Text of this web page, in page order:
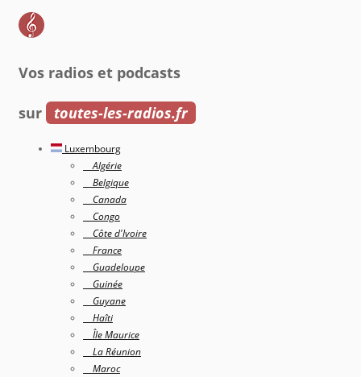
Vos radios et podcasts
sur toutes-les-radios.fr
Luxembourg
Algérie
Belgique
Canada
Congo
Côte d'Ivoire
France
Guadeloupe
Guinée
Guyane
Haîti
Île Maurice
La Réunion
Maroc